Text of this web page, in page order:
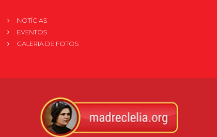
NOTÍCIAS
EVENTOS
GALERIA DE FOTOS